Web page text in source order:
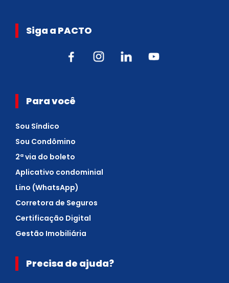
Siga a PACTO
Para você
Sou Síndico
Sou Condômino
2ª via do boleto
Aplicativo condominial
Lino (WhatsApp)
Corretora de Seguros
Certificação Digital
Gestão Imobiliária
Precisa de ajuda?